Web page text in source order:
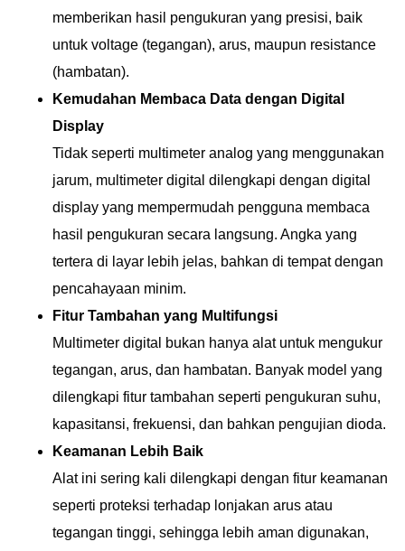
memberikan hasil pengukuran yang presisi, baik
untuk voltage (tegangan), arus, maupun resistance
(hambatan).
Kemudahan Membaca Data dengan Digital
Display
Tidak seperti multimeter analog yang menggunakan
jarum, multimeter digital dilengkapi dengan digital
display yang mempermudah pengguna membaca
hasil pengukuran secara langsung. Angka yang
tertera di layar lebih jelas, bahkan di tempat dengan
pencahayaan minim.
Fitur Tambahan yang Multifungsi
Multimeter digital bukan hanya alat untuk mengukur
tegangan, arus, dan hambatan. Banyak model yang
dilengkapi fitur tambahan seperti pengukuran suhu,
kapasitansi, frekuensi, dan bahkan pengujian dioda.
Keamanan Lebih Baik
Alat ini sering kali dilengkapi dengan fitur keamanan
seperti proteksi terhadap lonjakan arus atau
tegangan tinggi, sehingga lebih aman digunakan,